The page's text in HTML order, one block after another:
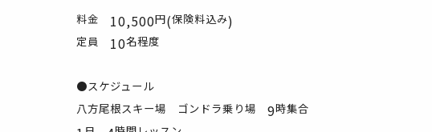
料金 10,500円(保険料込み)
定員 10名程度
●スケジュール
八方尾根スキー場 ゴンドラ乗り場9時集合